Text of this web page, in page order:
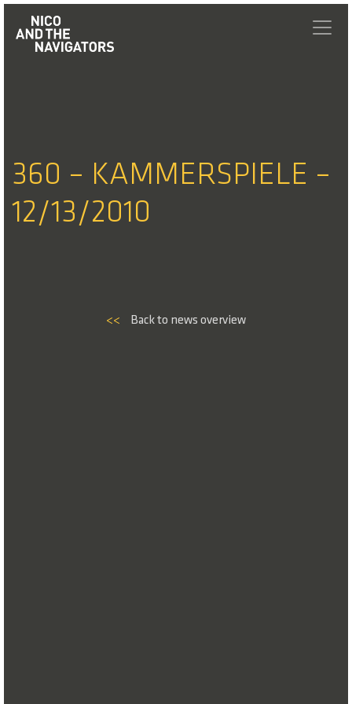
360 – KAMMERSPIELE –
12/13/2010
<< Back to news overview